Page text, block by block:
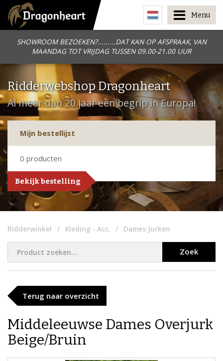
SHOWROOM BEZOEKEN?.........DAT KAN OP AFSPRAAK, VAN
MAANDAG TOT VRIJDAG TUSSEN 09.00-21.00 UUR
Menu
Ridderwebshop Dragonheart
Al meer dan 20 jaar een begrip in Europa!
Mijn bestellijst
0 producten
Bekijk bestelling
Ridderwinkel Kleding - Acc. Dames Jurken
Zoek
Terug naar overzicht
Middeleeuwse Dames Overjurk
Beige/Bruin